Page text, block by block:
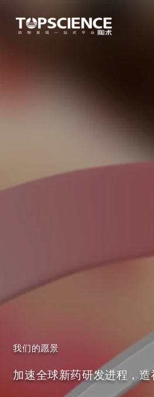
我们的愿景
加速全球新药研发进程，造